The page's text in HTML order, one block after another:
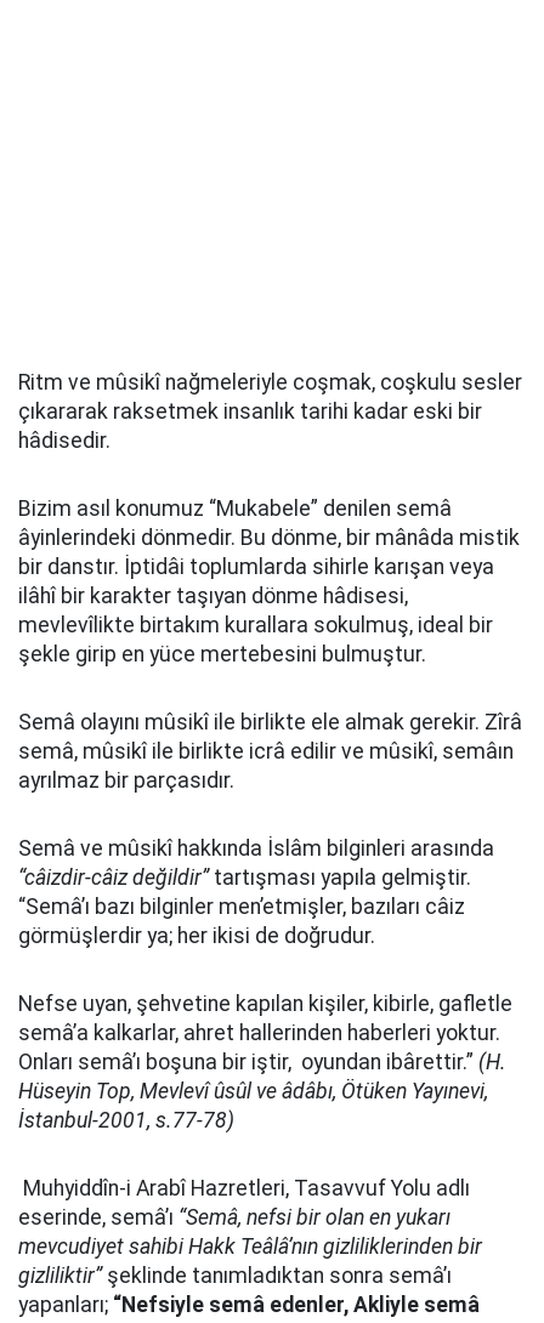
Ritm ve mûsikî nağmeleriyle coşmak, coşkulu sesler
çıkararak raksetmek insanlık tarihi kadar eski bir
hâdisedir.
Bizim asıl konumuz “Mukabele” denilen semâ
âyinlerindeki dönmedir. Bu dönme, bir mânâda mistik
bir danstır. İptidâi toplumlarda sihirle karışan veya
ilâhî bir karakter taşıyan dönme hâdisesi,
mevlevîlikte birtakım kurallara sokulmuş, ideal bir
şekle girip en yüce mertebesini bulmuştur.
Semâ olayını mûsikî ile birlikte ele almak gerekir. Zîrâ
semâ, mûsikî ile birlikte icrâ edilir ve mûsikî, semâın
ayrılmaz bir parçasıdır.
Semâ ve mûsikî hakkında İslâm bilginleri arasında
“câizdir-câiz değildir”tartışması yapıla gelmiştir.
“Semâ’ı bazı bilginler men’etmişler, bazıları câiz
görmüşlerdir ya; her ikisi de doğrudur.
Nefse uyan, şehvetine kapılan kişiler, kibirle, gafletle
semâ’a kalkarlar, ahret hallerinden haberleri yoktur.
Onları semâ’ı boşuna bir iştir, oyundan ibârettir.” (H.
Hüseyin Top, Mevlevî ûsûl ve âdâbı, Ötüken Yayınevi,
İstanbul-2001, s.77-78)
Muhyiddîn-i Arabî Hazretleri, Tasavvuf Yolu adlı
eserinde, semâ’ı “Semâ, nefsi bir olan en yukarı
mevcudiyet sahibi Hakk Teâlâ’nın gizliliklerinden bir
gizliliktir”şeklinde tanımladıktan sonra semâ’ı
yapanları; “Nefsiyle semâ edenler, Akliyle semâ